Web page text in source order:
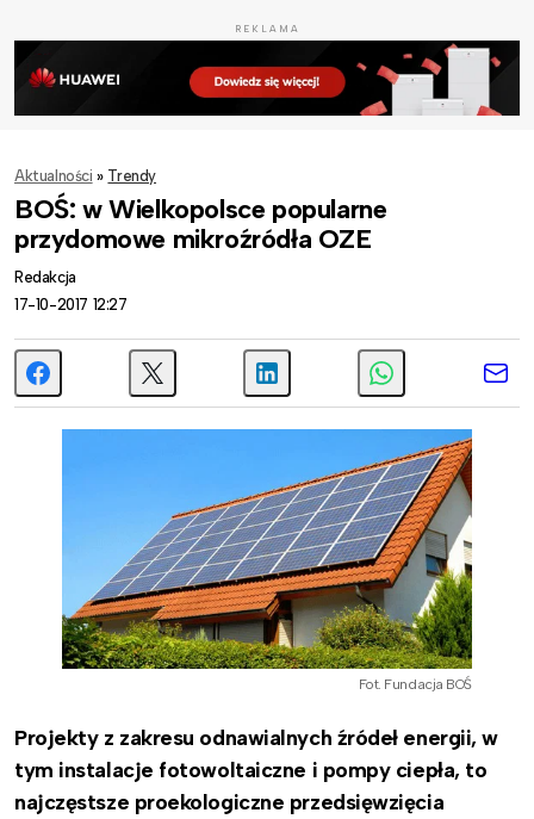
REKLAMA
Aktualności » Trendy
BOŚ: w Wielkopolsce popularne
przydomowe mikroźródła OZE
Redakcja
17-10-2017 12:27
Fot. Fundacja BOŚ
Projekty z zakresu odnawialnych źródeł energii, w
tym instalacje fotowoltaiczne i pompy ciepła, to
najczęstsze proekologiczne przedsięwzięcia